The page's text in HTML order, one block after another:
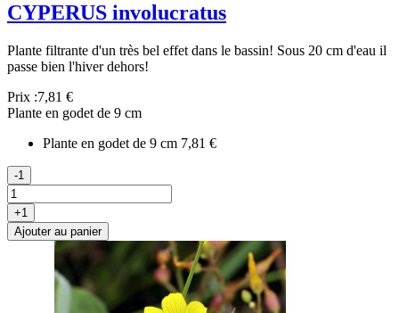
CYPERUS involucratus
Plante filtrante d'un très bel effet dans le bassin! Sous 20 cm d'eau il
passe bien l'hiver dehors!
Prix :7,81 €
Plante en godet de 9 cm
Plante en godet de 9 cm 7,81 €
-1
+1
Ajouter au panier